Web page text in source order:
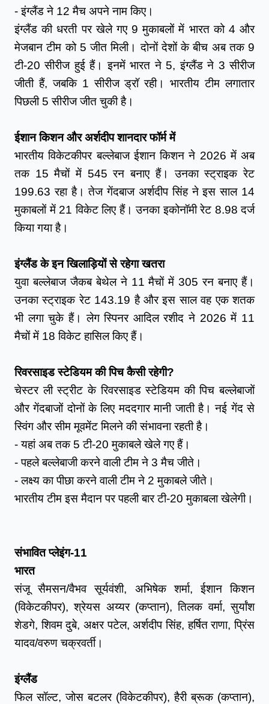
- इंग्लैंड ने 12 मैच अपने नाम किए।
इंग्लैंड की धरती पर खेले गए 9 मुकाबलों में भारत को 4 और
मेजबान टीम को 5 जीत मिली। दोनों देशों के बीच अब तक 9
टी-20 सीरीज हुई हैं। इनमें भारत ने 5, इंग्लैंड ने 3 सीरीज
जीती हैं, जबकि 1 सीरीज ड्रॉ रही। भारतीय टीम लगातार
पिछली 5 सीरीज जीत चुकी है।
ईशान किशन और अर्शदीप शानदार फॉर्म में
भारतीय विकेटकीपर बल्लेबाज ईशान किशन ने 2026 में अब
तक 15 मैचों में 545 रन बनाए हैं। उनका स्ट्राइक रेट
199.63 रहा है। तेज गेंदबाज अर्शदीप सिंह ने इस साल 14
मुकाबलों में 21 विकेट लिए हैं। उनका इकोनॉमी रेट 8.98 दर्ज
किया गया है।
इंग्लैंड के इन खिलाड़ियों से रहेगा खतरा
युवा बल्लेबाज जैकब बेथेल ने 11 मैचों में 305 रन बनाए हैं।
उनका स्ट्राइक रेट 143.19 है और इस साल वह एक शतक
भी लगा चुके हैं। लेग स्पिनर आदिल रशीद ने 2026 में 11
मैचों में 18 विकेट हासिल किए हैं।
रिवरसाइड स्टेडियम की पिच कैसी रहेगी?
चेस्टर ली स्ट्रीट के रिवरसाइड स्टेडियम की पिच बल्लेबाजों
और गेंदबाजों दोनों के लिए मददगार मानी जाती है। नई गेंद से
स्विंग और सीम मूवमेंट मिलने की संभावना रहती है।
- यहां अब तक 5 टी-20 मुकाबले खेले गए हैं।
- पहले बल्लेबाजी करने वाली टीम ने 3 मैच जीते।
- लक्ष्य का पीछा करने वाली टीम ने 2 मुकाबले जीते।
भारतीय टीम इस मैदान पर पहली बार टी-20 मुकाबला खेलेगी।
संभावित प्लेइंग-11
भारत
संजू सैमसन/वैभव सूर्यवंशी, अभिषेक शर्मा, ईशान किशन
(विकेटकीपर), श्रेयस अय्यर (कप्तान), तिलक वर्मा, सुर्यांश
शेडगे, शिवम दुबे, अक्षर पटेल, अर्शदीप सिंह, हर्षित राणा, प्रिंस
यादव/वरुण चक्रवर्ती।
इंग्लैंड
फिल सॉल्ट, जोस बटलर (विकेटकीपर), हैरी ब्रूक (कप्तान),